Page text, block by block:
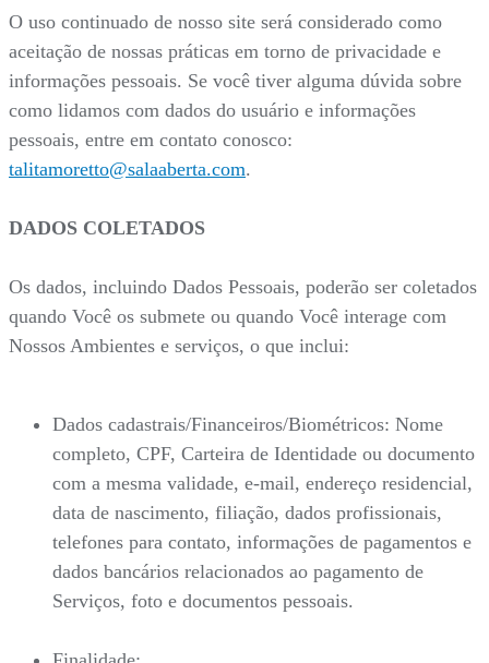
O uso continuado de nosso site será considerado como
aceitação de nossas práticas em torno de privacidade e
informações pessoais. Se você tiver alguma dúvida sobre
como lidamos com dados do usuário e informações
pessoais, entre em contato conosco:
talitamoretto@salaaberta.com.
DADOS COLETADOS
Os dados, incluindo Dados Pessoais, poderão ser coletados
quando Você os submete ou quando Você interage com
Nossos Ambientes e serviços, o que inclui:
Dados cadastrais/Financeiros/Biométricos: Nome
completo, CPF, Carteira de Identidade ou documento
com a mesma validade, e-mail, endereço residencial,
data de nascimento, filiação, dados profissionais,
telefones para contato, informações de pagamentos e
dados bancários relacionados ao pagamento de
Serviços, foto e documentos pessoais.